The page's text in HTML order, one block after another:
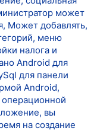
может
Может добавлять,
меню
налога и
Android для
для панели
Android,
операционной
вы
на создание